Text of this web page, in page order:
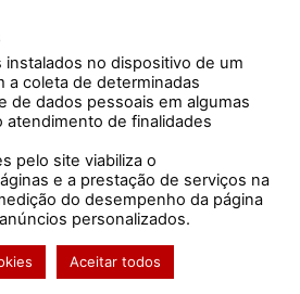
Resultados de exames
no dispositivo de um
a coleta de determinadas
de dados pessoais em algumas
atendimento de finalidades
pelo site viabiliza o
e a prestação de serviços na
do desempenho da página
personalizados.
Aceitar todos